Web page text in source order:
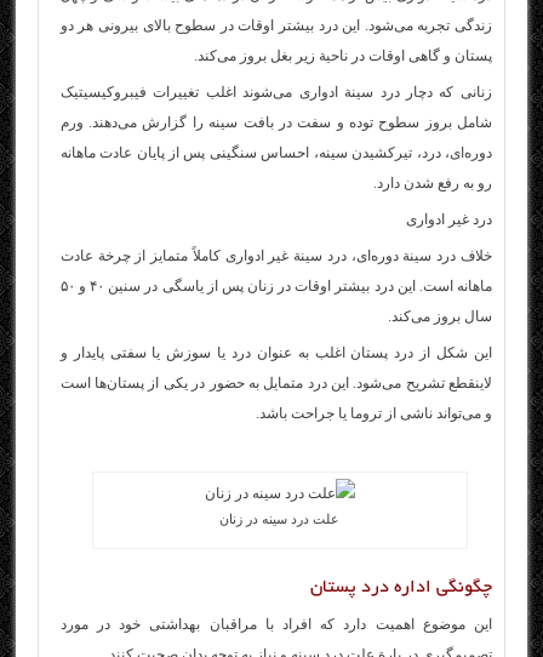
زندگی تجربه می‌شود. این درد بیشتر اوقات در سطوح بالای بیرونی هر دو
پستان و گاهی اوقات در ناحیة زیر بغل بروز می‌کند.
زنانی که دچار درد سینة ادواری می‌شوند اغلب تغییرات فیبروکیسیتیک
شامل بروز سطوح توده و سفت در بافت سینه را گزارش می‌دهند. ورم
دوره‌ای، درد، تیرکشیدن سینه، احساس سنگینی پس از پایان عادت ماهانه
رو به رفع شدن دارد.
درد غیر ادواری
خلاف درد سینة دوره‌ای، درد سینة غیر ادواری کاملاً متمایز از چرخة عادت
ماهانه است. این درد بیشتر اوقات در زنان پس از یاسگی در سنین ۴۰ و ۵۰
سال بروز می‌کند.
این شکل از درد پستان اغلب به عنوان درد یا سوزش یا سفتی پایدار و
لاینقطع تشریح می‌شود. این درد متمایل به حضور در یکی از پستان‌ها است
و می‌تواند ناشی از تروما یا جراحت باشد.
علت درد سینه در زنان
چگونگی اداره درد پستان
این موضوع اهمیت دارد که افراد با مراقبان بهداشتی خود در مورد